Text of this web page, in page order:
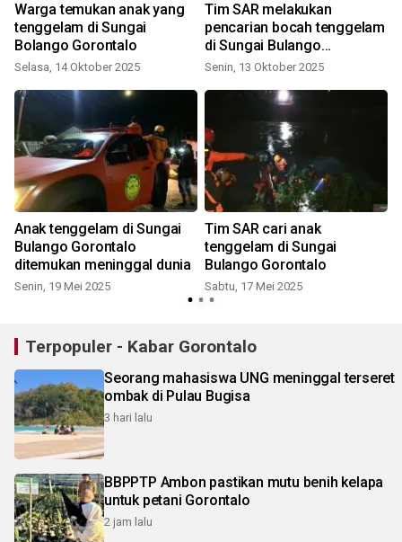
Warga temukan anak yang
tenggelam di Sungai
Bolango Gorontalo
Selasa, 14 Oktober 2025
Tim SAR melakukan
pencarian bocah tenggelam
di Sungai Bulango
Gorontalo
Senin, 13 Oktober 2025
Anak tenggelam di Sungai
Bulango Gorontalo
ditemukan meninggal dunia
Senin, 19 Mei 2025
Tim SAR cari anak
tenggelam di Sungai
Bulango Gorontalo
Sabtu, 17 Mei 2025
Terpopuler - Kabar Gorontalo
Seorang mahasiswa UNG meninggal terseret
ombak di Pulau Bugisa
3 hari lalu
BBPPTP Ambon pastikan mutu benih kelapa
untuk petani Gorontalo
2 jam lalu